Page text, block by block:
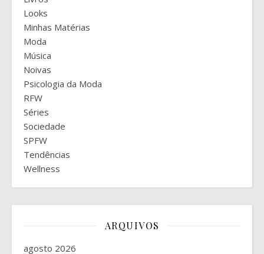
Looks
Minhas Matérias
Moda
Música
Noivas
Psicologia da Moda
RFW
Séries
Sociedade
SPFW
Tendências
Wellness
ARQUIVOS
agosto 2026